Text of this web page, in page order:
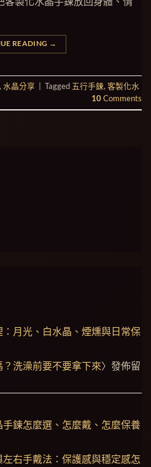
READING →
, 水晶分享 Tagged 五行手鍊, 客製化水
10Comments
月光、白水晶、煙燻與日常保
洗澡前要不要拿下來〉發佈留
鍊怎麼選、怎麼戴、怎麼保養
右手戴法：保護感與穩定感怎